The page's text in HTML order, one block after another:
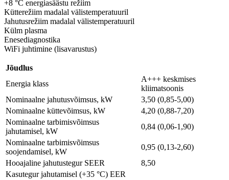
+8 °C energiasäästu režiim
Kütterežiim madalal välistemperatuuril
Jahutusrežiim madalal välistemperatuuril
Külm plasma
Enesediagnostika
WiFi juhtimine (lisavarustus)
Jõudlus
Energia klass
A+++ keskmises
kliimatsoonis
Nominaalne jahutusvõimsus, kW
3,50 (0,85-5,00)
Nominaalne küttevõimsus, kW
4,20 (0,88-7,20)
Nominaalne tarbimisvõimsus
jahutamisel, kW
0,84 (0,06-1,90)
Nominaalne tarbimisvõimsus
soojendamisel, kW
0,95 (0,13-2,60)
Hooajaline jahutustegur SEER
8,50
Kasutegur jahutamisel (+35 °C) EER